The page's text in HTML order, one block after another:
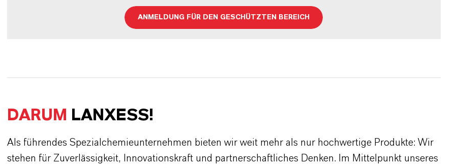
ANMELDUNG FÜR DEN GESCHÜTZTEN BEREICH
DARUM LANXESS!
Als führendes Spezialchemieunternehmen bieten wir weit mehr als nur hochwertige Produkte: Wir
stehen für Zuverlässigkeit, Innovationskraft und partnerschaftliches Denken. Im Mittelpunkt unseres